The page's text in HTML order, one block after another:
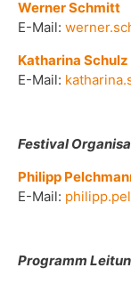
Werner Schmitt
E-Mail:
Katharina Schulz
E-Mail:
Festival
Philipp
E-Mail:
Programm